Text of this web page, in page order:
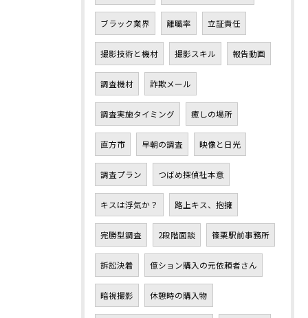
ブラック業界 離職率 立証責任
撮影技術と機材 撮影スキル 報告動画
調査機材 詐欺メール
調査実施タイミング 癒しの場所
直方市 早朝の調査 映像と日光
調査プラン つばめ探偵社本意
キスは浮気か？ 路上キス、抱擁
完勝型調査 2段階面談 篠栗駅前事務所
訴訟決着 億ション購入の元依頼者さん
暗視撮影 休憩時の購入物